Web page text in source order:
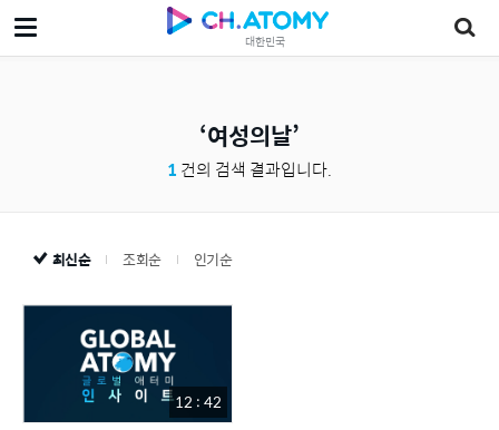
대한민국
여성의날
1 건의 검색 결과입니다.
최신순 조회순 인기순
12 : 42